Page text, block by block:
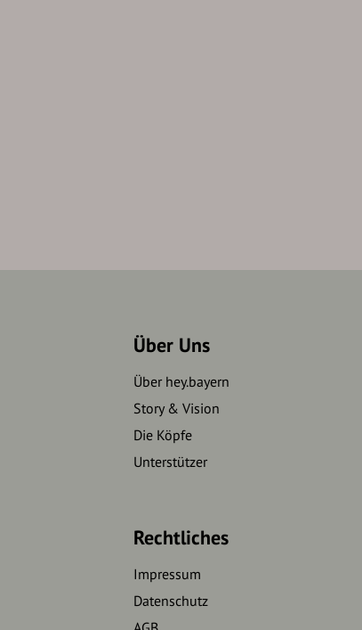
Über Uns
Über hey.bayern
Story & Vision
Die Köpfe
Unterstützer
Rechtliches
Impressum
Datenschutz